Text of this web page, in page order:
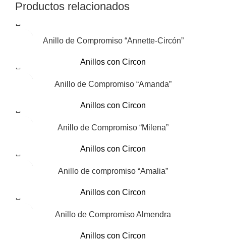
Productos relacionados
Anillo de Compromiso “Annette-Circón”
Anillos con Circon
Anillo de Compromiso “Amanda”
Anillos con Circon
Anillo de Compromiso “Milena”
Anillos con Circon
Anillo de compromiso “Amalia”
Anillos con Circon
Anillo de Compromiso Almendra
Anillos con Circon